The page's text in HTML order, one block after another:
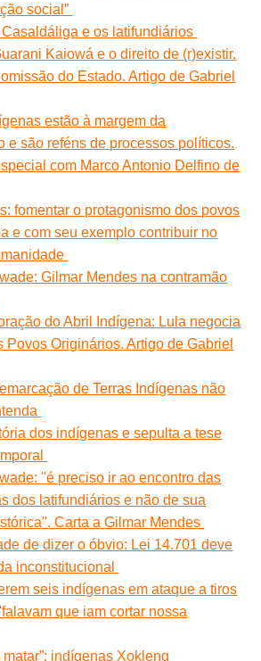
social”
e os latifundiários
Kaiowá e o direito de (r)existir.
do Estado. Artigo de Gabriel
estão à margem da
e são reféns de processos políticos.
com Marco Antonio Delfino de
fomentar o protagonismo dos povos
e com seu exemplo contribuir no
Gilmar Mendes na contramão
do Abril Indígena: Lula negocia
Povos Originários. Artigo de Gabriel
de Terras Indígenas não
dos indígenas e sepulta a tese
"é preciso ir ao encontro das
dos latifundiários e não de sua
Carta a Gilmar Mendes
de dizer o óbvio: Lei 14.701 deve
inconstitucional
seis indígenas em ataque a tiros
que iam cortar nossa
matar”: indígenas Xokleng